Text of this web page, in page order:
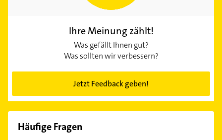
Ihre Meinung zählt!
Was gefällt Ihnen gut?
Was sollten wir verbessern?
Jetzt Feedback geben!
Häufige Fragen